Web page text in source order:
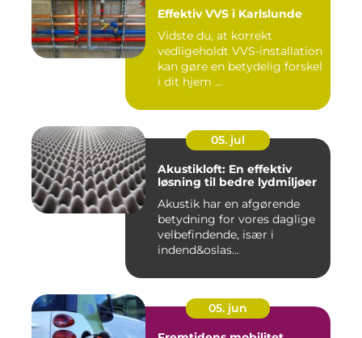
Effektiv VVS i Karlslunde
Vidste du, at korrekt
vedligeholdt VVS-installation
kan gøre en betydelig forskel
i dit hjem ...
05. jul
Akustikloft: En effektiv
løsning til bedre lydmiljøer
Akustik har en afgørende
betydning for vores daglige
velbefindende, især i
indend&oslas...
05. jun